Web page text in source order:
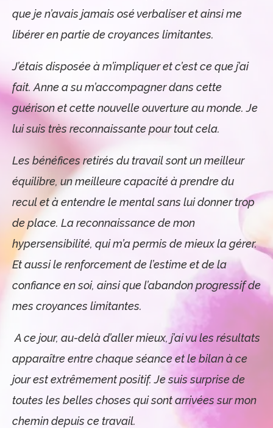
que je n’avais jamais osé verbaliser et ainsi me
libérer en partie de croyances limitantes.
J’étais disposée à m’impliquer et c’est ce que j’ai
fait. Anne a su m’accompagner dans cette
guérison et cette nouvelle ouverture au monde. Je
lui suis très reconnaissante pour tout cela.
Les bénéfices retirés du travail sont un meilleur
équilibre, un meilleure capacité à prendre du
recul et à entendre le mental sans lui donner trop
de place. La reconnaissance de mon
hypersensibilité, qui m’a permis de mieux la gérer.
Et aussi le renforcement de l’estime et de la
confiance en soi, ainsi que l’abandon progressif de
mes croyances limitantes.
A ce jour, au-delà d’aller mieux, j’ai vu les résultats
apparaître entre chaque séance et le bilan à ce
jour est extrêmement positif. Je suis surprise de
toutes les belles choses qui sont arrivées sur mon
chemin depuis ce travail.